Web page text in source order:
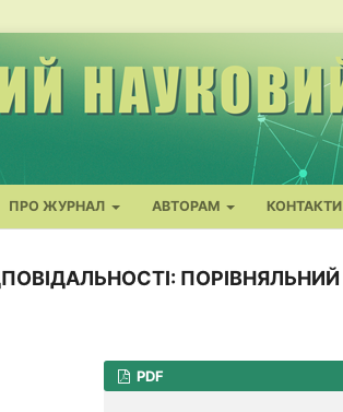
ПРО ЖУРНАЛ АВТОРАМ КОНТАКТИ
ПОРІВНЯЛЬНИЙ
PDF